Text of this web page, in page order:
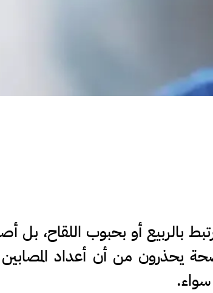
بالربيع أو بحبوب اللقاح،
يحذرون من أن أعداد المصابين